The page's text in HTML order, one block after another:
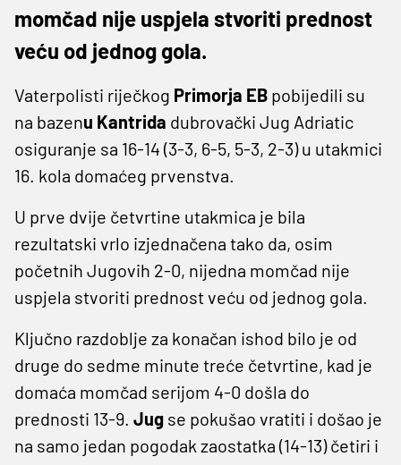
momčad nije uspjela stvoriti prednost
veću od jednog gola.
Vaterpolisti riječkog Primorja EB pobijedili su
na bazenu Kantrida dubrovački Jug Adriatic
osiguranje sa 16-14 (3-3, 6-5, 5-3, 2-3) u utakmici
16. kola domaćeg prvenstva.
U prve dvije četvrtine utakmica je bila
rezultatski vrlo izjednačena tako da, osim
početnih Jugovih 2-0, nijedna momčad nije
uspjela stvoriti prednost veću od jednog gola.
Ključno razdoblje za konačan ishod bilo je od
druge do sedme minute treće četvrtine, kad je
domaća momčad serijom 4-0 došla do
prednosti 13-9. Jug se pokušao vratiti i došao je
na samo jedan pogodak zaostatka (14-13) četiri i